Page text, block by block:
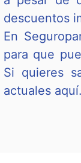
descuentos
En
para que
Si quieres
actuales aquí.